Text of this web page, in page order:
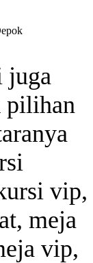
juga
pilihan
vip,
meja
vip,